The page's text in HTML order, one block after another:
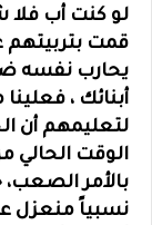
لو كنت أب فلا
قمت بتربيتهم
يحارب نفسه
أبنائك ،
لتعليمهم أن
الوقت الحالي
بالأمر
نسبياً منعزل